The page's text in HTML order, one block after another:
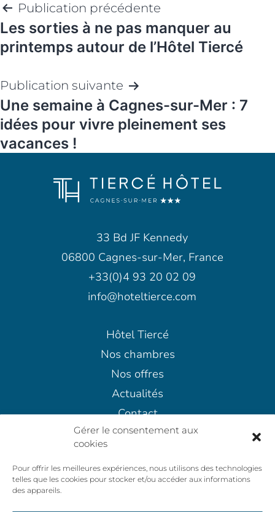
Gérer le consentement aux
cookies
Pour offrir les meilleures expériences, nous utilisons des technologies
telles que les cookies pour stocker et/ou accéder aux informations
des appareils.
Navigation
de
Publication précédente
Les sorties à ne pas manquer au
printemps autour de l’Hôtel Tiercé
Publication suivante
Une semaine à Cagnes-sur-Mer : 7
idées pour vivre pleinement ses
vacances !
33 Bd JF Kennedy
06800 Cagnes-sur-Mer, France
+33(0)4 93 20 02 09
info@hoteltierce.com
Hôtel Tiercé
Nos chambres
Nos offres
Actualités
Contact
Mentions légales
Politiques de confidentialité
Conditions Générales de Vente